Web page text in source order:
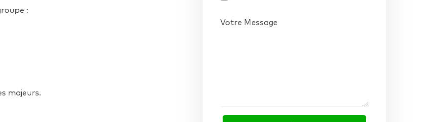
;
majeurs.
Votre Message